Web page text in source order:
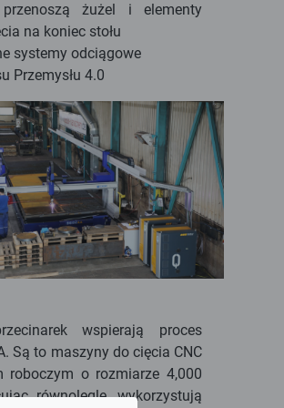
żużel i elementy
na koniec stołu
systemy odciągowe
Przemysłu 4.0
wspierają proces
Są to maszyny do cięcia CNC
roboczym o rozmiarze 4,000
równolegle, wykorzystują